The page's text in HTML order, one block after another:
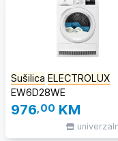
Sušilica ELECTROLUX
EW6D28WE
976,00 KM